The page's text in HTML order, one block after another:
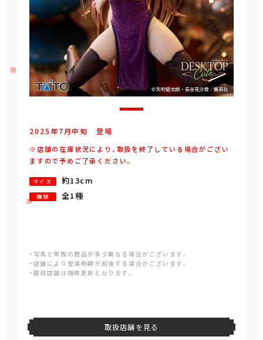
2025年7月中旬 登場
※店舗の在庫状況により、取扱を終了している場合がござい
ますので予めご了承ください。
サイズ 約13cm
種類 全1種
・写真と実際の商品が多少異なる場合がございます。
・店舗により登場時期が前後する場合がございます。
・取扱店舗は随時更新となります。
取扱店舗を見る